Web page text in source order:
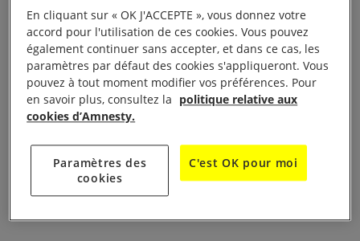
verre et d’un casse-croûte.
Nous sommes entre 3 et 6 environ à chaque
réunion, mais les participants tournent montrant
que notre groupe peut compter sur environ une
dizaine de personnes actives.
Si des personnes souhaitent nous rejoindre, nous
sommes ouverts à un éventuel changement de
En cliquant sur « OK J'ACCEPTE », vous donnez votre
accord pour l'utilisation de ces cookies. Vous pouvez
également continuer sans accepter, et dans ce cas, les
paramètres par défaut des cookies s'appliqueront. Vous
pouvez à tout moment modifier vos préférences. Pour
en savoir plus, consultez la politique relative aux
cookies d’Amnesty.
Paramètres des
cookies
C'est OK pour moi